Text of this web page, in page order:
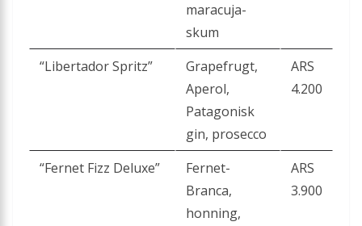
maracuja-
skum
“Libertador Spritz”
Grapefrugt,
Aperol,
Patagonisk
gin, prosecco
ARS
4.200
“Fernet Fizz Deluxe”
Fernet-
Branca,
honning,
ARS
3.900